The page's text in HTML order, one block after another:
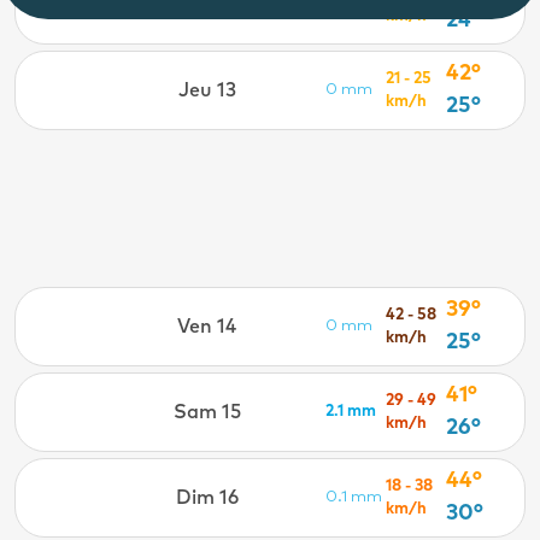
km/h
24°
Jeu 13 0 mm
21 - 25
km/h
42°
25°
Ven 14 0 mm
42 - 58
km/h
39°
25°
Sam 15 2.1 mm
29 - 49
km/h
41°
26°
Dim 16 0.1 mm
18 - 38
km/h
44°
30°